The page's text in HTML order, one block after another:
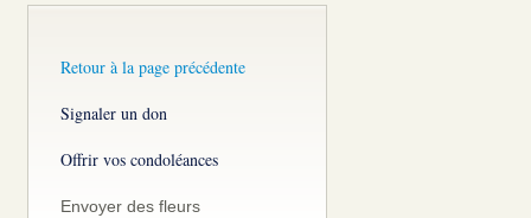
Retour à la page précédente
Signaler un don
Offrir vos condoléances
Envoyer des fleurs